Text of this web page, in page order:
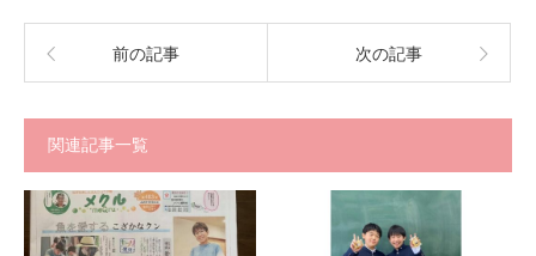
前の記事 次の記事
関連記事一覧